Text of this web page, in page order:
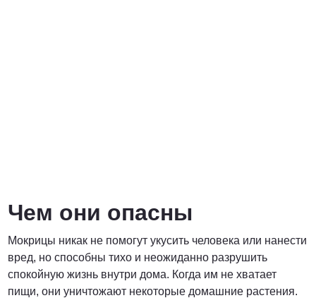
Чем они опасны
Мокрицы никак не помогут укусить человека или нанести
вред, но способны тихо и неожиданно разрушить
спокойную жизнь внутри дома. Когда им не хватает
пищи, они уничтожают некоторые домашние растения.